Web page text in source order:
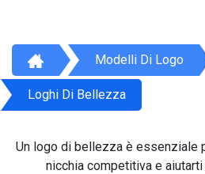
Modelli Di Logo
Loghi Di Bellezza
Un logo di bellezza è essenziale
nicchia competitiva e